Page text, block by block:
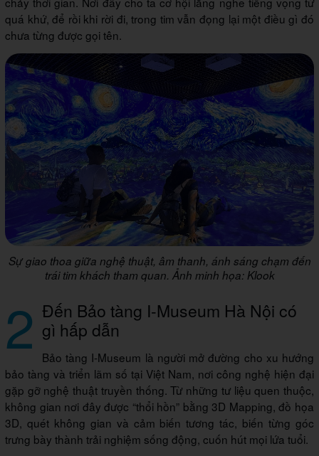
quá khứ, để rồi khi rời đi, trong tim vẫn đọng lại một điều gì đó
chưa từng được gọi tên.
Sự giao thoa giữa nghệ thuật, âm thanh, ánh sáng chạm đến
trái tim khách tham quan. Ảnh minh họa: Klook
2 Đến Bảo tàng I-Museum Hà Nội có
gì hấp dẫn
Bảo tàng I-Museum là người mở đường cho xu hướng
bảo tàng và triển lãm số tại Việt Nam, nơi công nghệ hiện đại
gặp gỡ nghệ thuật truyền thống. Từ những tư liệu quen thuộc,
không gian nơi đây được “thổi hồn” bằng 3D Mapping, đồ họa
3D, quét không gian và cảm biến tương tác, biến từng góc
trưng bày thành trải nghiệm sống động, cuốn hút mọi lứa tuổi.